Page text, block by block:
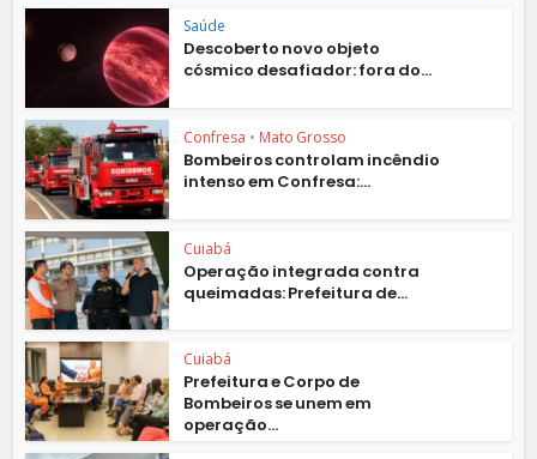
Saúde
Descoberto novo objeto
cósmico desafiador: fora do...
Confresa • Mato Grosso
Bombeiros controlam incêndio
intenso em Confresa:...
Cuiabá
Operação integrada contra
queimadas: Prefeitura de...
Cuiabá
Prefeitura e Corpo de
Bombeiros se unem em
operação...